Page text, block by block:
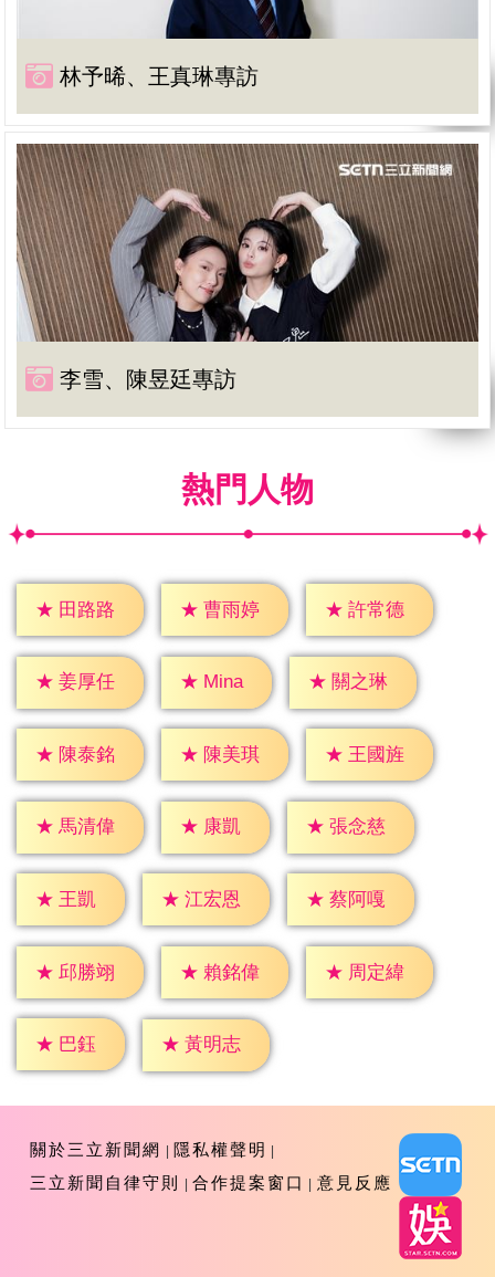
林予晞、王真琳專訪
李雪、陳昱廷專訪
熱門人物
★ 田路路 ★ 曹雨婷 ★ 許常德
★ 姜厚任 ★ Mina ★ 關之琳
★ 陳泰銘 ★ 陳美琪 ★ 王國旌
★ 馬清偉 ★ 康凱 ★ 張念慈
★ 王凱 ★ 江宏恩 ★ 蔡阿嘎
★ 邱勝翊 ★ 賴銘偉 ★ 周定緯
★ 巴鈺 ★ 黃明志
關於三立新聞網
隱私權聲明
三立新聞自律守則
合作提案窗口 意見反應